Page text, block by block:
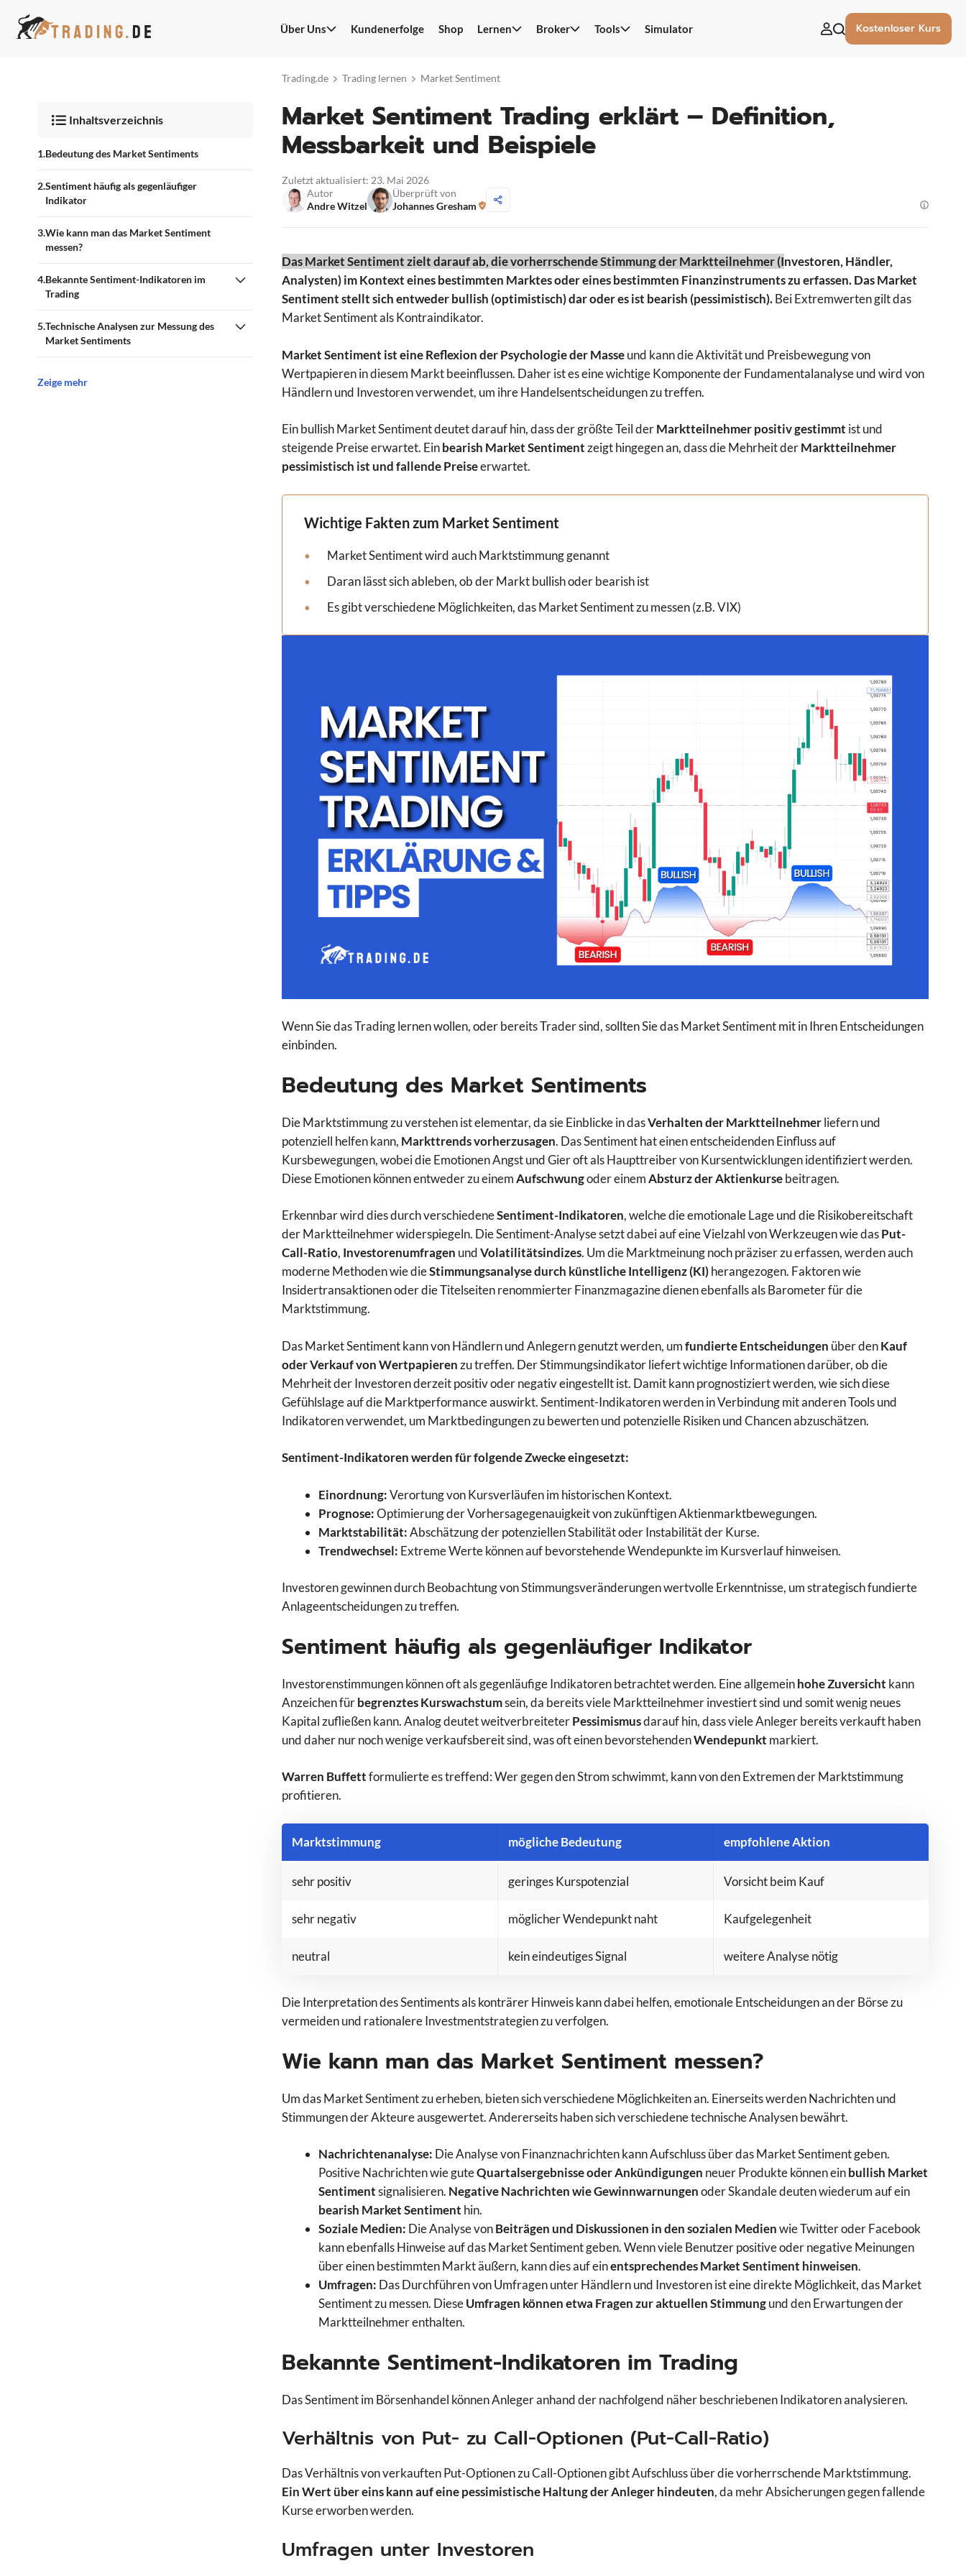
Inhalt
Über Uns Kundenerfolge Shop Lernen Broker Tools Simulator Kostenloser Kurs
Trading.de Trading lernen Market Sentiment
Market Sentiment Trading erklärt – Definition,
Messbarkeit und Beispiele
Zuletzt aktualisiert: 23. Mai 2026
Autor
Andre Witzel
Überprüft von
Johannes Gresham
Das Market Sentiment zielt darauf ab, die vorherrschende Stimmung der Marktteilnehmer (Investoren, Händler,
Analysten) im Kontext eines bestimmten Marktes oder eines bestimmten Finanzinstruments zu erfassen.Das Market
Sentiment stellt sich entweder bullish (optimistisch) dar oder es ist bearish (pessimistisch).Bei Extremwerten gilt das
Market Sentiment als Kontraindikator.
Market Sentiment ist eine Reflexion der Psychologie der Masseund kann die Aktivität und Preisbewegung von
Wertpapieren in diesem Markt beeinflussen. Daher ist es eine wichtige Komponente der Fundamentalanalyse und wird von
Händlern und Investoren verwendet, um ihre Handelsentscheidungen zu treffen.
Ein bullish Market Sentiment deutet darauf hin, dass der größte Teil derMarktteilnehmer positiv gestimmt ist und
steigende Preise erwartet. Einbearish Market Sentimentzeigt hingegen an, dass die Mehrheit derMarktteilnehmer
pessimistisch ist und fallende Preiseerwartet.
Wichtige Fakten zum Market Sentiment
Market Sentiment wird auch Marktstimmung genannt
Daran lässt sich ableben, ob der Markt bullish oder bearish ist
Es gibt verschiedene Möglichkeiten, das Market Sentiment zu messen (z.B. VIX)
Wenn Sie das Trading lernen wollen, oder bereits Trader sind, sollten Sie das Market Sentiment mit in Ihren Entscheidungen
einbinden.
Bedeutung des Market Sentiments
Die Marktstimmung zu verstehen ist elementar, da sie Einblicke in dasVerhalten der Marktteilnehmerliefern und
potenziell helfen kann, Markttrends vorherzusagen. Das Sentiment hat einen entscheidenden Einfluss auf
Kursbewegungen, wobei die Emotionen Angst und Gier oft als Haupttreiber von Kursentwicklungen identifiziert werden.
Diese Emotionen können entweder zu einemAufschwungoder einemAbsturz der Aktienkursebeitragen.
Erkennbar wird dies durch verschiedeneSentiment-Indikatoren, welche die emotionale Lage und die Risikobereitschaft
der Marktteilnehmer widerspiegeln. Die Sentiment-Analyse setzt dabei auf eine Vielzahl von Werkzeugen wie dasPut-
Call-Ratio, Investorenumfragen undVolatilitätsindizes. Um die Marktmeinung noch präziser zu erfassen, werden auch
moderne Methoden wie dieStimmungsanalyse durch künstliche Intelligenz (KI)herangezogen. Faktoren wie
Insidertransaktionen oder die Titelseiten renommierter Finanzmagazine dienen ebenfalls als Barometer für die
Marktstimmung.
Das Market Sentiment kann von Händlern und Anlegern genutzt werden, umfundierte Entscheidungen über denKauf
oder Verkauf von Wertpapierenzu treffen. Der Stimmungsindikator liefert wichtige Informationen darüber, ob die
Mehrheit der Investoren derzeit positiv oder negativ eingestellt ist. Damit kann prognostiziert werden, wie sich diese
Gefühlslage auf die Marktperformance auswirkt. Sentiment-Indikatoren werden in Verbindung mit anderen Tools und
Indikatoren verwendet, um Marktbedingungen zu bewerten und potenzielle Risiken und Chancen abzuschätzen.
Sentiment-Indikatoren werden für folgende Zwecke eingesetzt:
Einordnung:Verortung von Kursverläufen im historischen Kontext.
Prognose:Optimierung der Vorhersagegenauigkeit von zukünftigen Aktienmarktbewegungen.
Marktstabilität:Abschätzung der potenziellen Stabilität oder Instabilität der Kurse.
Trendwechsel: Extreme Werte können auf bevorstehende Wendepunkte im Kursverlauf hinweisen.
Investoren gewinnen durch Beobachtung von Stimmungsveränderungen wertvolle Erkenntnisse, um strategisch fundierte
Anlageentscheidungen zu treffen.
Sentiment häufig als gegenläufiger Indikator
Investorenstimmungen können oft als gegenläufige Indikatoren betrachtet werden. Eine allgemeinhohe Zuversicht kann
Anzeichen fürbegrenztes Kurswachstumsein, da bereits viele Marktteilnehmer investiert sind und somit wenig neues
Kapital zufließen kann. Analog deutet weitverbreiteterPessimismusdarauf hin, dass viele Anleger bereits verkauft haben
und daher nur noch wenige verkaufsbereit sind, was oft einen bevorstehendenWendepunkt markiert.
Warren Buffettformulierte es treffend: Wer gegen den Strom schwimmt, kann von den Extremen der Marktstimmung
profitieren.
Marktstimmung mögliche Bedeutung empfohlene Aktion
sehr positiv geringes Kurspotenzial Vorsicht beim Kauf
sehr negativ möglicher Wendepunkt naht Kaufgelegenheit
neutral kein eindeutiges Signal weitere Analyse nötig
Die Interpretation des Sentiments als konträrer Hinweis kann dabei helfen, emotionale Entscheidungen an der Börse zu
vermeiden und rationalere Investmentstrategien zu verfolgen.
Wie kann man das Market Sentiment messen?
Um das Market Sentiment zu erheben, bieten sich verschiedene Möglichkeiten an. Einerseits werden Nachrichten und
Stimmungen der Akteure ausgewertet. Andererseits haben sich verschiedene technische Analysen bewährt.
Nachrichtenanalyse: Die Analyse von Finanznachrichten kann Aufschluss über das Market Sentiment geben.
Positive Nachrichten wie guteQuartalsergebnisse oder Ankündigungen neuer Produkte können einbullish Market
Sentimentsignalisieren. Negative Nachrichten wie Gewinnwarnungenoder Skandale deuten wiederum auf ein
bearish Market Sentiment hin.
Soziale Medien: Die Analyse vonBeiträgen und Diskussionen in den sozialen Medienwie Twitter oder Facebook
kann ebenfalls Hinweise auf das Market Sentiment geben. Wenn viele Benutzer positive oder negative Meinungen
über einen bestimmten Markt äußern, kann dies auf einentsprechendes Market Sentiment hinweisen.
Umfragen: Das Durchführen von Umfragen unter Händlern und Investoren ist eine direkte Möglichkeit, das Market
Sentiment zu messen. DieseUmfragen können etwa Fragen zur aktuellen Stimmungund den Erwartungen der
Marktteilnehmer enthalten.
Bekannte Sentiment-Indikatoren im Trading
Das Sentiment im Börsenhandel können Anleger anhand der nachfolgend näher beschriebenen Indikatoren analysieren.
Verhältnis von Put- zu Call-Optionen (Put-Call-Ratio)
Das Verhältnis von verkauften Put-Optionen zu Call-Optionen gibt Aufschluss über die vorherrschende Marktstimmung.
Ein Wert über eins kann auf eine pessimistische Haltung der Anleger hindeuten, da mehr Absicherungen gegen fallende
Kurse erworben werden.
Umfragen unter Investoren
Inhaltsverzeichnis
Bedeutung des Market Sentiments
Sentiment häufig als gegenläufiger
Indikator
Wie kann man das Market Sentiment
messen?
Bekannte Sentiment-Indikatoren im
Trading
Technische Analysen zur Messung des
Market Sentiments
Zeige mehr